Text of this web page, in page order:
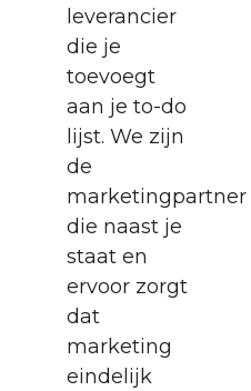
leverancier
die je
toevoegt
aan je to-do
lijst. We zijn
de
marketingpartner
die naast je
staat en
ervoor zorgt
dat
marketing
eindelijk